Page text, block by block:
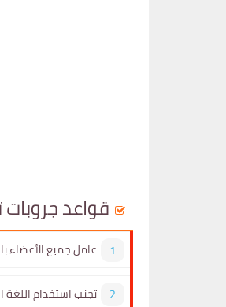
قواعد جروبات
عامل جميع الأعضاء
تجنب استخدام اللغة